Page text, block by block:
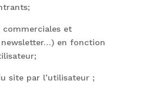
commerciales et
en fonction
site par l’utilisateur ;